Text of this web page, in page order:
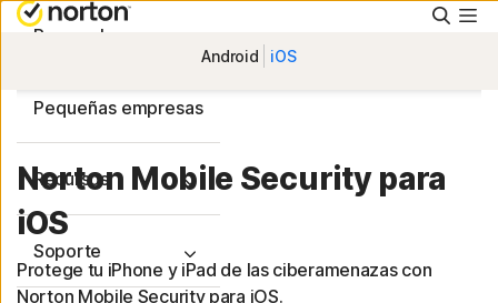
Personal
Pequeñas empresas
Recursos
Soporte
Android iOS
Norton Mobile Security para
iOS
Protege tu iPhone y iPad de las ciberamenazas con
Norton Mobile Security para iOS.